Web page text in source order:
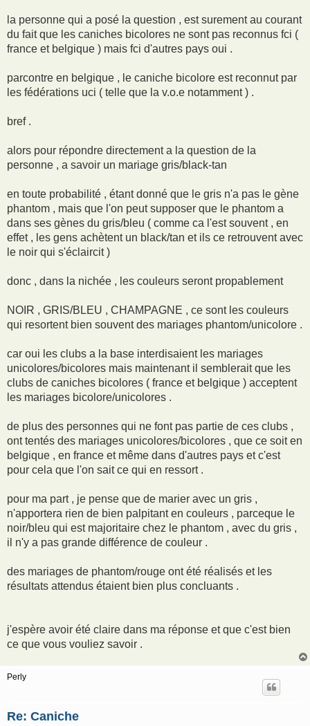
g
e
la personne qui a posé la question , est surement au courant
du fait que les caniches bicolores ne sont pas reconnus fci (
france et belgique ) mais fci d'autres pays oui .
parcontre en belgique , le caniche bicolore est reconnut par
les fédérations uci ( telle que la v.o.e notamment ) .
bref .
alors pour répondre directement a la question de la
personne , a savoir un mariage gris/black-tan
en toute probabilité , étant donné que le gris n'a pas le gène
phantom , mais que l'on peut supposer que le phantom a
dans ses gènes du gris/bleu ( comme ca l'est souvent , en
effet , les gens achètent un black/tan et ils ce retrouvent avec
le noir qui s'éclaircit )
donc , dans la nichée , les couleurs seront propablement
NOIR , GRIS/BLEU , CHAMPAGNE , ce sont les couleurs
qui resortent bien souvent des mariages phantom/unicolore .
car oui les clubs a la base interdisaient les mariages
unicolores/bicolores mais maintenant il semblerait que les
clubs de caniches bicolores ( france et belgique ) acceptent
les mariages bicolore/unicolores .
de plus des personnes qui ne font pas partie de ces clubs ,
ont tentés des mariages unicolores/bicolores , que ce soit en
belgique , en france et même dans d'autres pays et c'est
pour cela que l'on sait ce qui en ressort .
pour ma part , je pense que de marier avec un gris ,
n'apportera rien de bien palpitant en couleurs , parceque le
noir/bleu qui est majoritaire chez le phantom , avec du gris ,
il n'y a pas grande différence de couleur .
des mariages de phantom/rouge ont été réalisés et les
résultats attendus étaient bien plus concluants .
j'espère avoir été claire dans ma réponse et que c'est bien
ce que vous vouliez savoir .
Perly
Re: Caniche